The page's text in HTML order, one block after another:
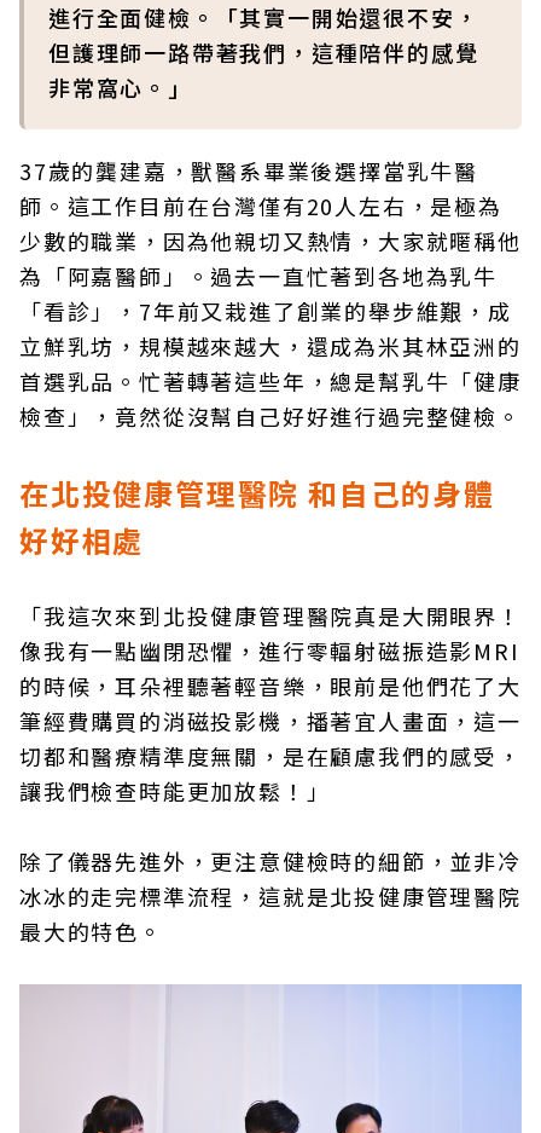
進行全面健檢。「其實一開始還很不安，
但護理師一路帶著我們，這種陪伴的感覺
非常窩心。」
37歲的龔建嘉，獸醫系畢業後選擇當乳牛醫
師。這工作目前在台灣僅有20人左右，是極為
少數的職業，因為他親切又熱情，大家就暱稱他
為「阿嘉醫師」。過去一直忙著到各地為乳牛
「看診」，7年前又栽進了創業的舉步維艱，成
立鮮乳坊，規模越來越大，還成為米其林亞洲的
首選乳品。忙著轉著這些年，總是幫乳牛「健康
檢查」，竟然從沒幫自己好好進行過完整健檢。
在北投健康管理醫院 和自己的身體
好好相處
「我這次來到北投健康管理醫院真是大開眼界！
像我有一點幽閉恐懼，進行零輻射磁振造影MRI
的時候，耳朵裡聽著輕音樂，眼前是他們花了大
筆經費購買的消磁投影機，播著宜人畫面，這一
切都和醫療精準度無關，是在顧慮我們的感受，
讓我們檢查時能更加放鬆！」
除了儀器先進外，更注意健檢時的細節，並非冷
冰冰的走完標準流程，這就是北投健康管理醫院
最大的特色。